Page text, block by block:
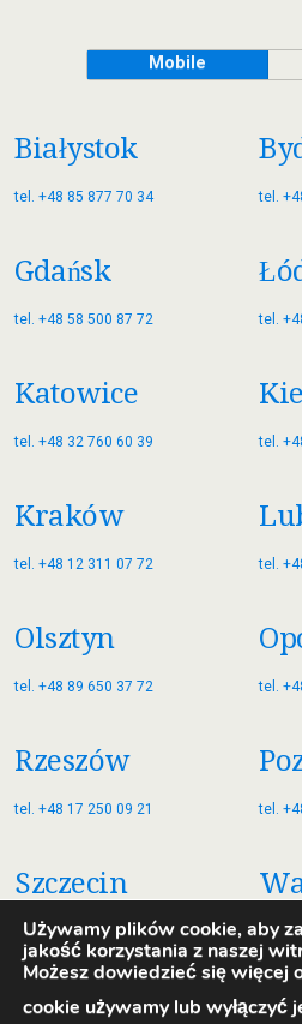
Mobile
Białystok
tel. +48 85 877 70 34 tel.
Gdańsk
tel. +48 58 500 87 72 tel.
Katowice
tel. +48 32 760 60 39 tel.
Kraków
tel. +48 12 311 07 72 tel.
Olsztyn
tel. +48 89 650 37 72 tel.
Rzeszów
tel. +48 17 250 09 21 tel.
Szczecin
tel. +48 91 885 35 77 tel.
Wrocław
Używamy plików cookie, aby
jakość korzystania z naszej
Możesz dowiedzieć się więcej
cookie używamy lub wyłączyć